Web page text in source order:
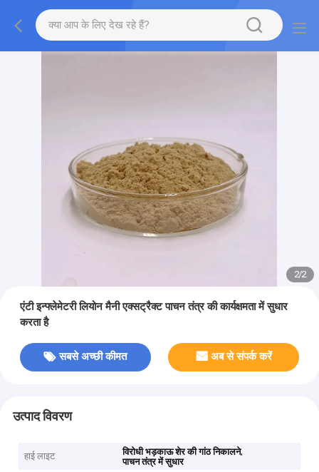
2/2
एंटी इन्फ्लेमेटरी लियोन मैनी एक्सट्रैक्ट पाचन तंत्र की कार्यक्षमता में सुधार
करता है
सबसे अच्छी कीमत अब से संपर्क करें
उत्पाद विवरण
हाई लाइट विरोधी भड़काऊ शेर की गांठ निकालने,
पाचन तंत्र में सुधार